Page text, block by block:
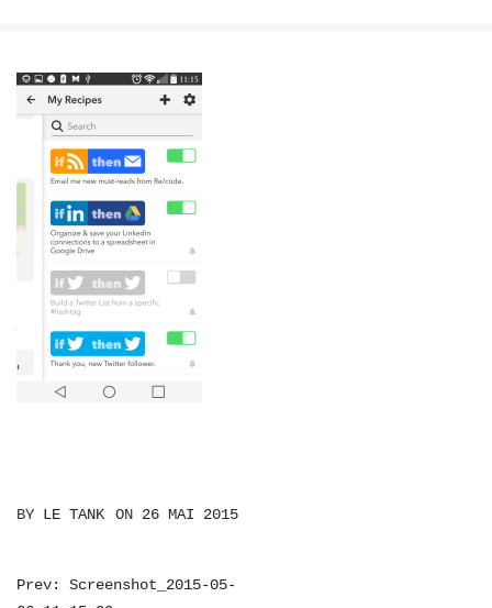
BY LE TANK ON 26 MAI 2015
NAVIGATION
Prev: Screenshot_2015-05-